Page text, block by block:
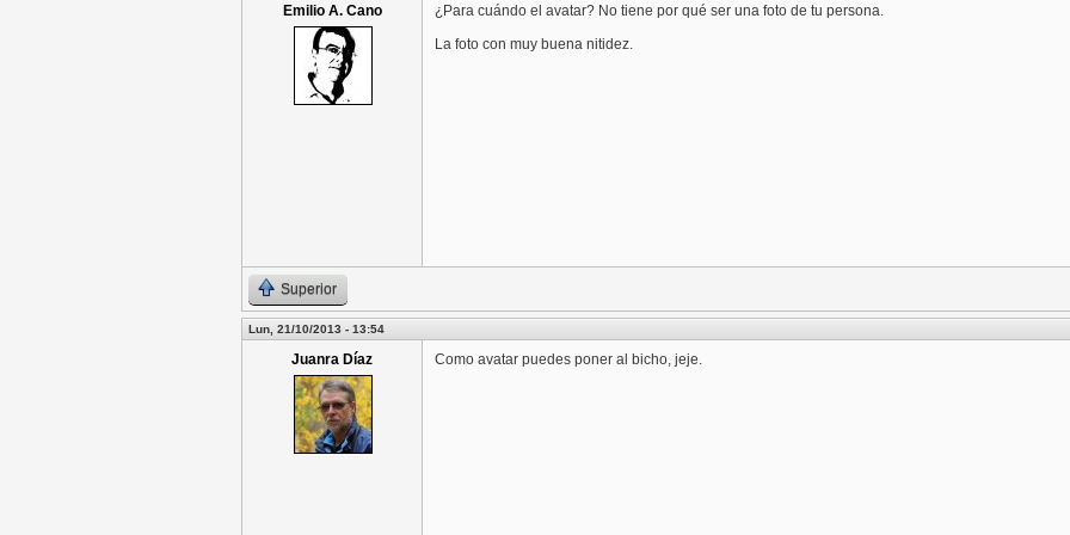
Emilio A. Cano
¿Para cuándo el avatar? No tiene por qué ser una foto de tu persona.
La foto con muy buena nitidez.
Superior
Lun, 21/10/2013 - 13:54
Juanra Díaz Como avatar puedes poner al bicho, jeje.